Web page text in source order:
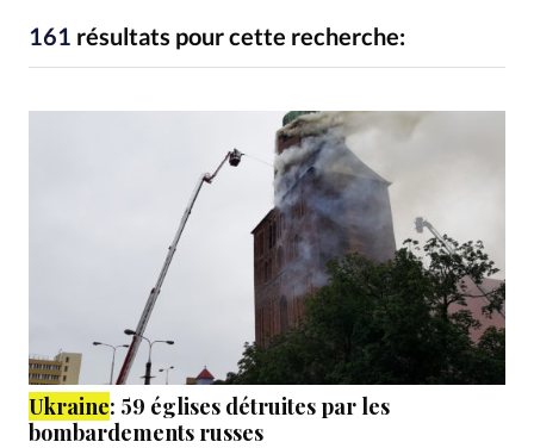
Toute l'actualité Bible Culture
Economie
Eglises
Histoire Laicité
Liberté religieuse
161 résultats pour cette recherche:
Ukraine: 59 églises détruites par les
bombardements russes